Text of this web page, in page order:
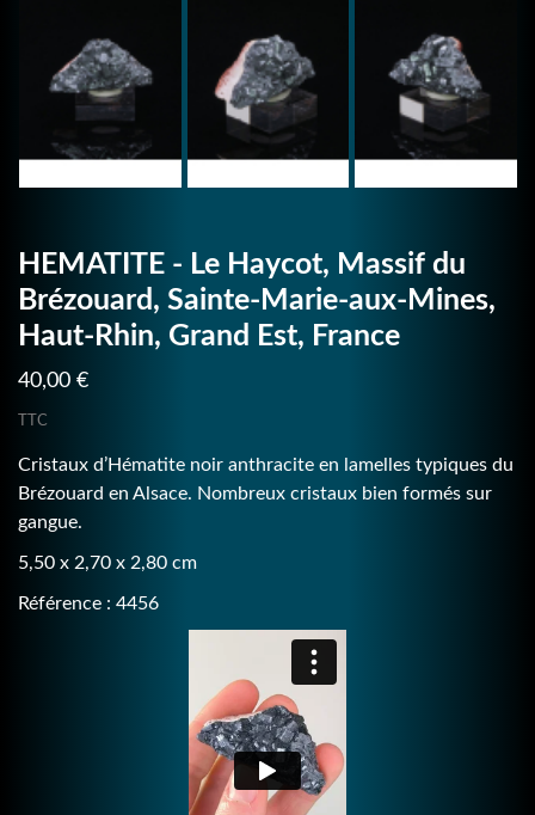
HEMATITE - Le Haycot, Massif du
Brézouard, Sainte-Marie-aux-Mines,
Haut-Rhin, Grand Est, France
40,00 €
TTC
Cristaux d’Hématite noir anthracite en lamelles typiques du
Brézouard en Alsace. Nombreux cristaux bien formés sur
gangue.
5,50 x 2,70 x 2,80 cm
Référence : 4456